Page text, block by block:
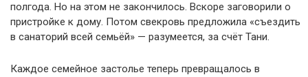
полгода. Но на этом не закончилось. Вскоре заговорили о
пристройке к дому. Потом свекровь предложила «съездить
в санаторий всей семьёй» — разумеется, за счёт Тани.
Каждое семейное застолье теперь превращалось в